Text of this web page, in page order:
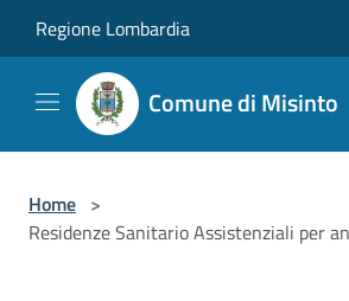
Regione Lombardia
Comune di Misinto
Home >
Residenze Sanitario Assistenziali per